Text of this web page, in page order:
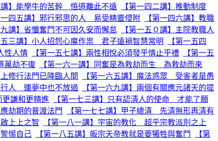
講】能學牛的苦幹 悟道離此不遠
【第一四二講】推動制度
一四五講】邪行邪思的人 易受精靈侵附
【第一四六講】教職
九講】省懺奮鬥不可因久安而懈怠
【第一五０講】主院教職人
五三講】小人招怨心魔作祟 君子遠禍智慧常明
【第一五四
性人情 【第一五七講】兩性相悅必須發乎情止乎禮
【第一五
萬劫不復
【第一六一講】同奮是為救劫而生 為救劫而來
修行法門已降臨人間
【第一六五講】魔法惑眾 受害者是愚
行人 連夢中也不放過
【第一六九講】兩個有關應元諸天的提
更謙和更精進
【第一七三講】只有認清人的使命 才能了願
劫期的普渡法門
【第一七七講】甲子總清 先清無形再清有
上上之智
【第一八一講】宇宙的教化 超乎宗教派別之上
惕自己 【第一八五講】皈宗天帝教就是要犧牲與奮鬥
【第